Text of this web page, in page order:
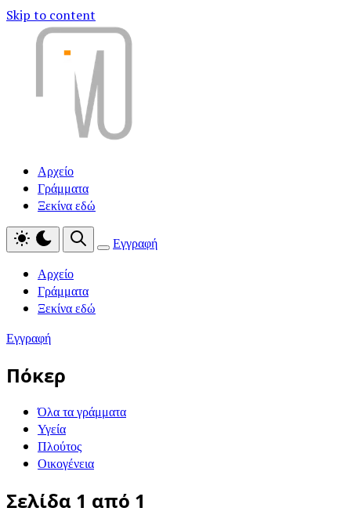
Skip to content
Αρχείο
Γράμματα
Ξεκίνα εδώ
Εγγραφή
Αρχείο
Γράμματα
Ξεκίνα εδώ
Εγγραφή
Πόκερ
Όλα τα γράμματα
Υγεία
Πλούτος
Οικογένεια
Σελίδα 1 από 1